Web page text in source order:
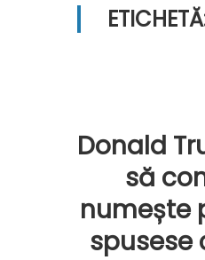
Donald
să
numește
spusese